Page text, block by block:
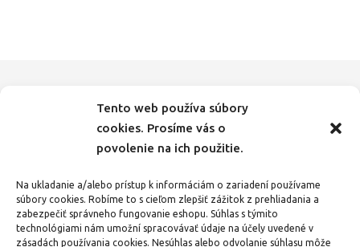
Tento web používa súbory
cookies. Prosíme vás o
povolenie na ich použitie.
Na ukladanie a/alebo prístup k informáciám o zariadení používame
súbory cookies. Robíme to s cieľom zlepšiť zážitok z prehliadania a
zabezpečiť správneho fungovanie eshopu. Súhlas s týmito
technológiami nám umožní spracovávať údaje na účely uvedené v
zásadách používania cookies. Nesúhlas alebo odvolanie súhlasu môže
Značky pomôcok
3-zložkové karty 3D I. stupeň